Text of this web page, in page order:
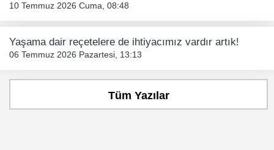
10 Temmuz 2026 Cuma, 08:48
Yaşama dair reçetelere de ihtiyacımız vardır artık!
06 Temmuz 2026 Pazartesi, 13:13
Tüm Yazılar